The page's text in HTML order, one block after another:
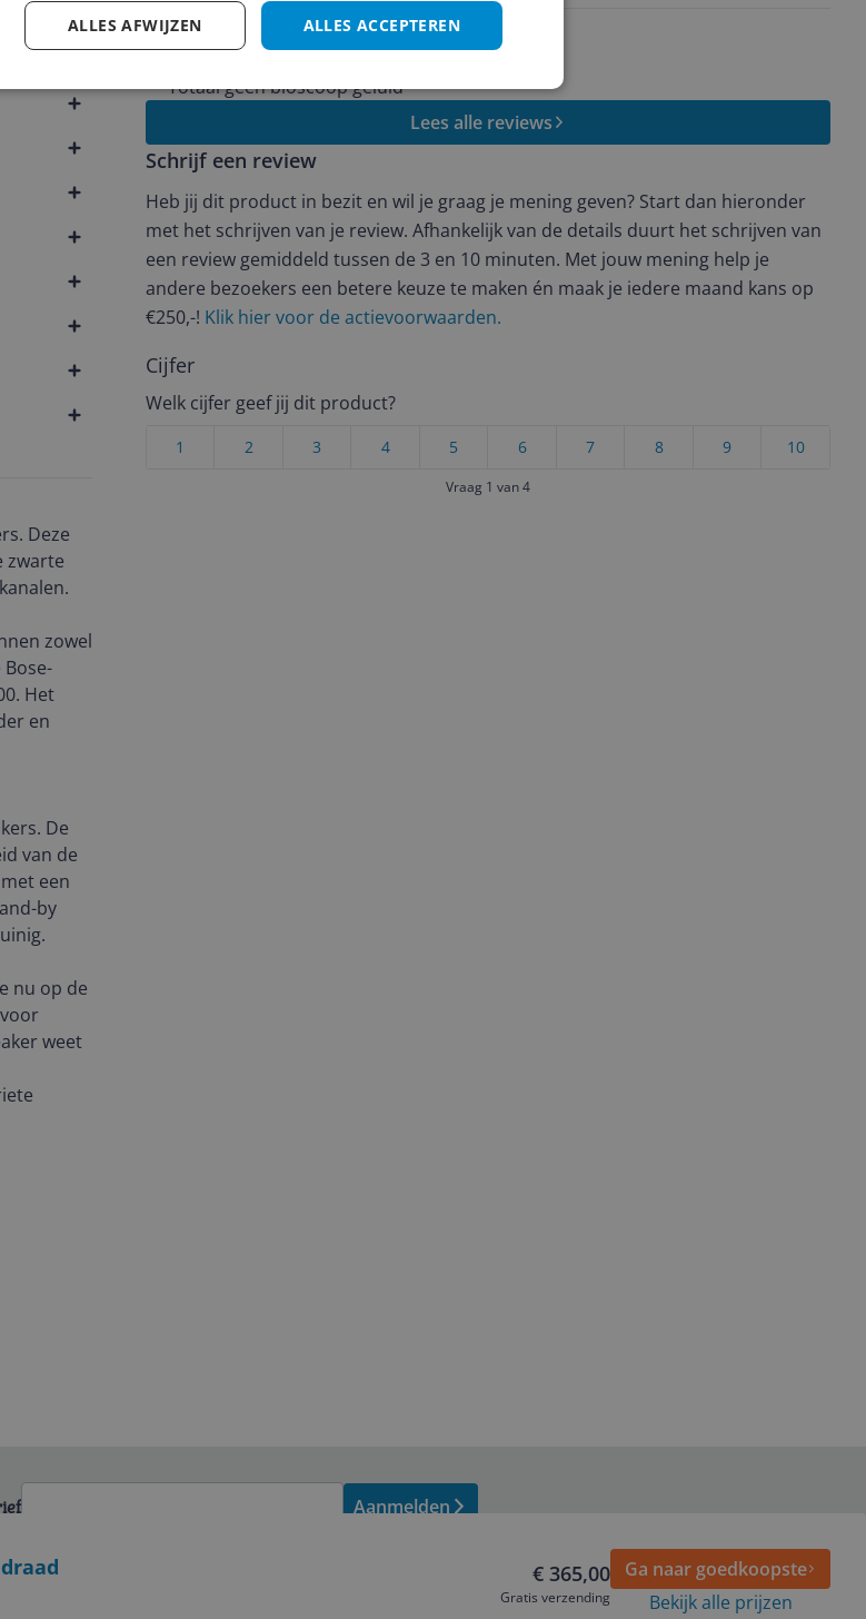
Deze
zwarte
zowel
Het
en
De
van de
een
by
nu op de
weet
Minpunten
Totaal geen bioscoop geluid
Lees alle reviews
Schrijf een review
Heb jij dit product in bezit en wil je graag je mening geven? Start dan hieronder
met het schrijven van je review. Afhankelijk van de details duurt het schrijven van
een review gemiddeld tussen de 3 en 10 minuten. Met jouw mening help je
andere bezoekers een betere keuze te maken én maak je iedere maand kans op
€250,-! Klik hier voor de actievoorwaarden.
Cijfer
Welk cijfer geef jij dit product?
10
9
8
7
6
5
4
3
2
1
Vraag 1 van 4
€ 365,00
Gratis verzending
Ga naar goedkoopste
Bekijk alle prijzen
Aanmelden
ALLES ACCEPTEREN
ALLES AFWIJZEN